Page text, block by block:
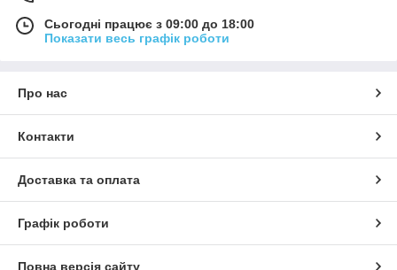
Сьогодні працює з 09:00 до 18:00
Показати весь графік роботи
Про нас
Контакти
Доставка та оплата
Графік роботи
Повна версія сайту